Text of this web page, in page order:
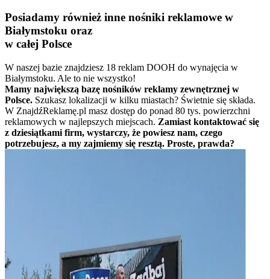
Posiadamy również inne nośniki reklamowe w
Białymstoku oraz
w całej Polsce
W naszej bazie znajdziesz 18 reklam DOOH do wynajęcia w
Białymstoku. Ale to nie wszystko!
Mamy największą bazę nośników reklamy zewnętrznej w
Polsce. Szukasz lokalizacji w kilku miastach? Świetnie się składa.
W ZnajdźReklamę.pl masz dostęp do ponad 80 tys. powierzchni
reklamowych w najlepszych miejscach. Zamiast kontaktować się
z dziesiątkami firm, wystarczy, że powiesz nam, czego
potrzebujesz, a my zajmiemy się resztą. Proste, prawda?